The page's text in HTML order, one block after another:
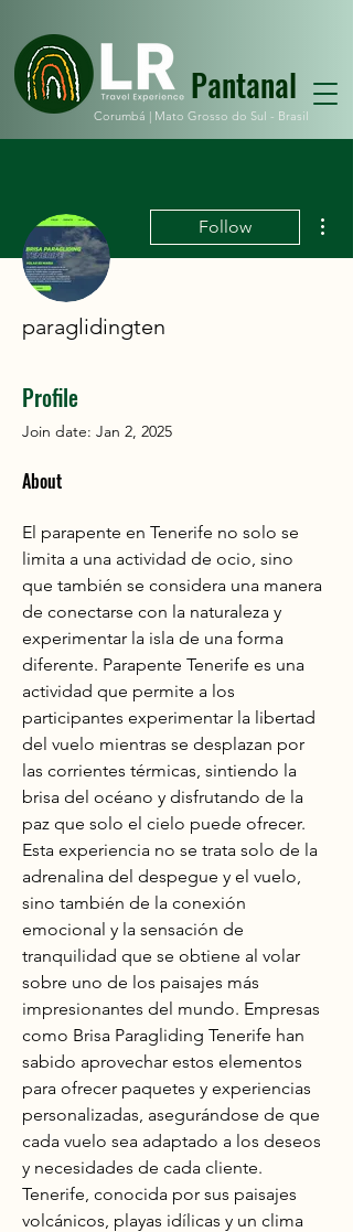
Pantanal
Corumbá | Mato Grosso do Sul - Brasil
Follow
paraglidingten
Profile
Join date: Jan 2, 2025
About
El parapente en Tenerife no solo se
limita a una actividad de ocio, sino
que también se considera una manera
de conectarse con la naturaleza y
experimentar la isla de una forma
diferente. Parapente Tenerife es una
actividad que permite a los
participantes experimentar la libertad
del vuelo mientras se desplazan por
las corrientes térmicas, sintiendo la
brisa del océano y disfrutando de la
paz que solo el cielo puede ofrecer.
Esta experiencia no se trata solo de la
adrenalina del despegue y el vuelo,
sino también de la conexión
emocional y la sensación de
tranquilidad que se obtiene al volar
sobre uno de los paisajes más
impresionantes del mundo. Empresas
como Brisa Paragliding Tenerife han
sabido aprovechar estos elementos
para ofrecer paquetes y experiencias
personalizadas, asegurándose de que
cada vuelo sea adaptado a los deseos
y necesidades de cada cliente.
Tenerife, conocida por sus paisajes
volcánicos, playas idílicas y un clima